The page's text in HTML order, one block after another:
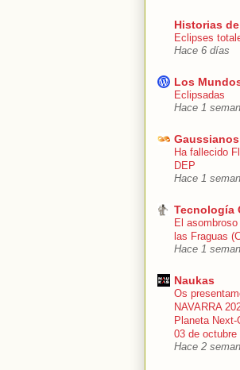
Historias
Eclipses
Hace 6 días
Los
Eclipsadas
Hace 1
Gaussianos
Ha fallecido
DEP
Hace 1
Tecnología
El
las Fraguas
Hace 1
Naukas
Os
NAVARRA
Planeta Next-
03 de octubre
Hace 2